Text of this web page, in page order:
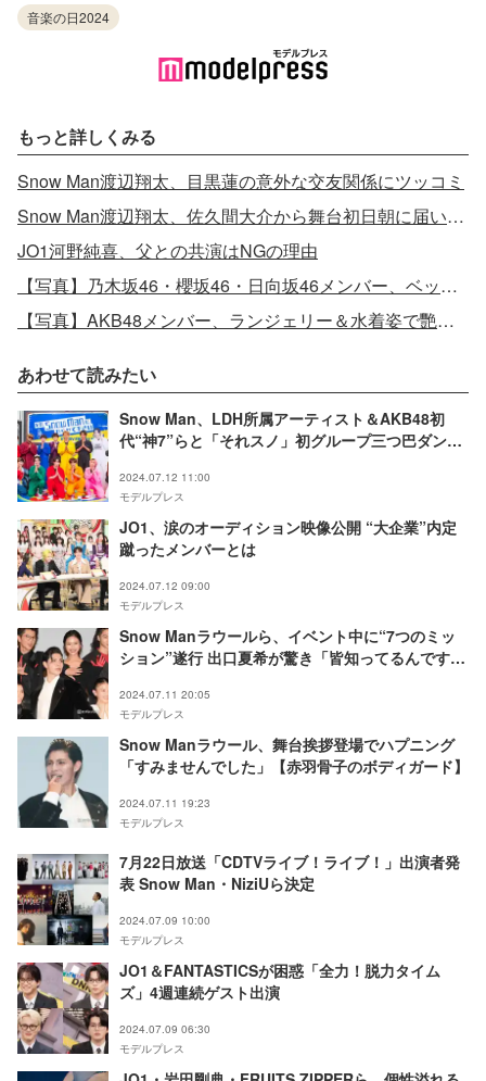
音楽の日2024
もっと詳しくみる
Snow Man渡辺翔太、目黒蓮の意外な交友関係にツッコミ
Snow Man渡辺翔太、佐久間大介から舞台初日朝に届いたLINEにがっかり
JO1河野純喜、父との共演はNGの理由
【写真】乃木坂46・櫻坂46・日向坂46メンバー、ベッドの上で密着
【写真】AKB48メンバー、ランジェリー＆水着姿で艷やかバスト披露
あわせて読みたい
Snow Man、LDH所属アーティスト＆AKB48初
代“神7”らと「それスノ」初グループ三つ巴ダンス
2024.07.12 11:00
モデルプレス
JO1、涙のオーディション映像公開 “大企業”内定
蹴ったメンバーとは
2024.07.12 09:00
モデルプレス
Snow Manラウールら、イベント中に“7つのミッ
ション”遂行 出口夏希が驚き「皆知ってるんです
2024.07.11 20:05
モデルプレス
Snow Manラウール、舞台挨拶登場でハプニング
「すみませんでした」【赤羽骨子のボディガード】
2024.07.11 19:23
モデルプレス
7月22日放送「CDTVライブ！ライブ！」出演者発
表 Snow Man・NiziUら決定
2024.07.09 10:00
モデルプレス
JO1＆FANTASTICSが困惑「全力！脱力タイム
ズ」4週連続ゲスト出演
2024.07.09 06:30
モデルプレス